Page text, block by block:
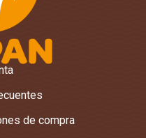
de compra